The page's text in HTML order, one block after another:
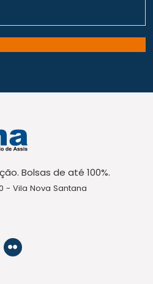
Bolsas de até 100%.
- Vila Nova Santana